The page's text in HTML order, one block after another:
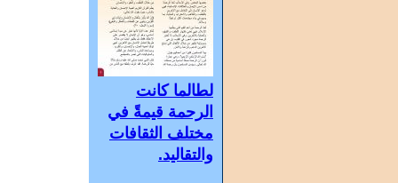
لطالما كانت
الرحمة قيمةً في
مختلف الثقافات
والتقاليد.